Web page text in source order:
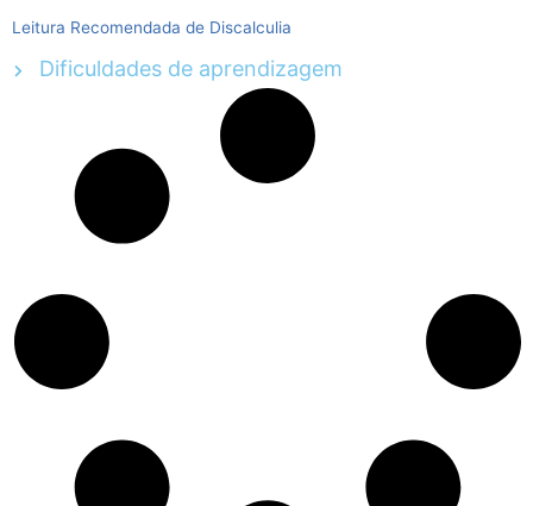
Leitura Recomendada de Discalculia
Dificuldades de aprendizagem